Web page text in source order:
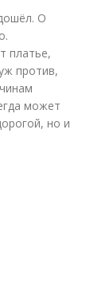
О
платье,
против,
может
но и